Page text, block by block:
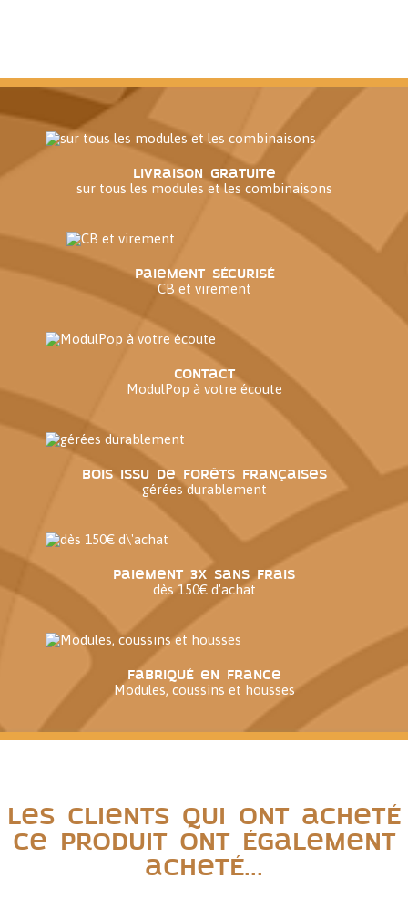
Livraison gratuite
sur tous les modules et les combinaisons
Paiement sécurisé
CB et virement
Contact
ModulPop à votre écoute
Bois issu de forêts françaises
gérées durablement
Paiement 3x sans frais
dès 150€ d'achat
Fabriqué en France
Modules, coussins et housses
Les clients qui ont acheté
ce produit ont également
acheté...